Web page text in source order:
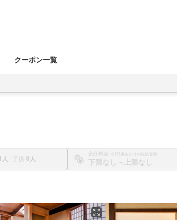
クーポン一覧
1 子供 0
合計料金 ※1部屋あたりの税込金額
〜